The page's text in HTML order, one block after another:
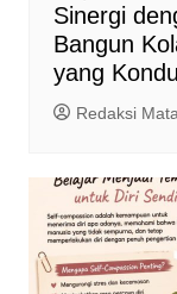
Sinergi
Bangun
yang
Redaksi